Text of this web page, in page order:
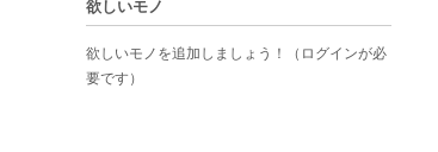
欲しいモノ
欲しいモノを追加しましょう！（ログインが必
要です）